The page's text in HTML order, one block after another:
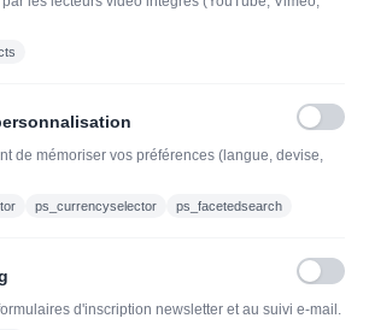
l’adoption de vin, champagne,
de mémoriser vos préférences (langue, devise,
ps_currencyselector ps_facetedsearch
d'inscription newsletter et au suivi e-mail.